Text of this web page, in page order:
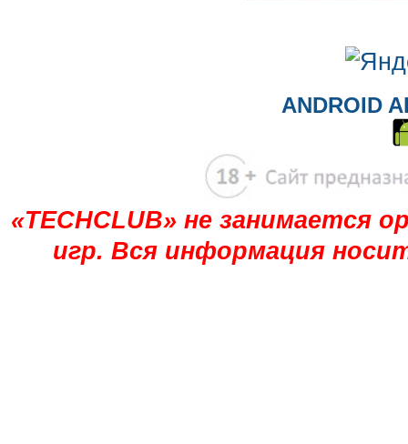
ANDROID
«TECHCLUB» не занимается
игр. Вся информация